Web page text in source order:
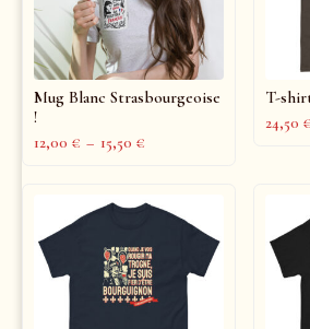
Mug Blanc Strasbourgeoise
!
12,00 € – 15,50 €
T-
24,50 €